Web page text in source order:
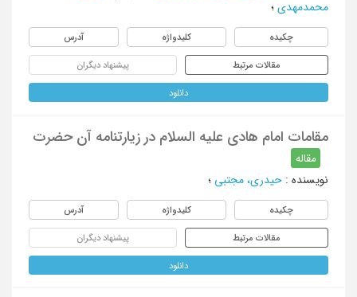
محمدمهدي ؛
چکیده کلیدواژه آدرس
مقالات مرتبط پیشنهاد دیگران
دانلود
مقامات امام هادی علیه السلام در زیارتنامه آن حضرت
مقاله
نویسنده : حیدری، مجتبی ؛
چکیده کلیدواژه آدرس
مقالات مرتبط پیشنهاد دیگران
دانلود